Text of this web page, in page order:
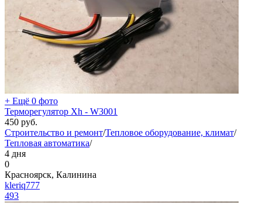
+ Ещё 0 фото
Терморегулятор Xh - W3001
450 руб.
Строительство и ремонт/Тепловое оборудование, климат/
Тепловая автоматика/
4 дня
0
Красноярск, Калинина
kleriq777
493